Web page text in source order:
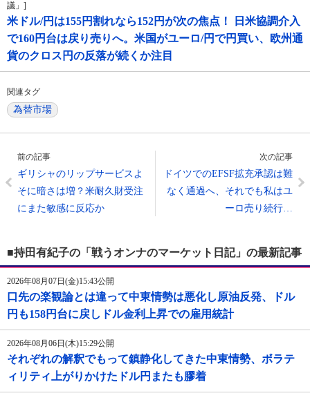
議」]
米ドル/円は155円割れなら152円が次の焦点！ 日米協調介入
で160円台は戻り売りへ。米国がユーロ/円で円買い、欧州通
貨のクロス円の反落が続くか注目
関連タグ
為替市場
前の記事
ギリシャのリップサービスよ
そに暗さは増？米耐久財受注
にまた敏感に反応か
次の記事
ドイツでのEFSF拡充承認は難
なく通過へ、それでも私はユ
ーロ売り続行…
■持田有紀子の「戦うオンナのマーケット日記」の最新記事
2026年08月07日(金)15:43公開
口先の楽観論とは違って中東情勢は悪化し原油反発、ドル
円も158円台に戻しドル金利上昇での雇用統計
2026年08月06日(木)15:29公開
それぞれの解釈でもって鎮静化してきた中東情勢、ボラテ
ィリティ上がりかけたドル円またも膠着